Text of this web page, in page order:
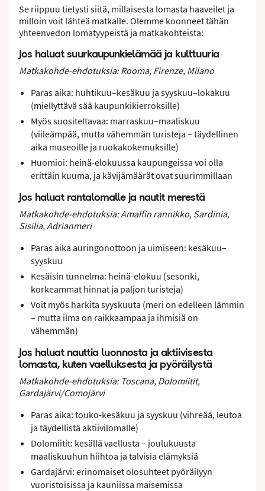
Se riippuu tietysti siitä, millaisesta lomasta haaveilet ja
milloin voit lähteä matkalle. Olemme koonneet tähän
yhteenvedon lomatyypeistä ja matkakohteista:
Jos haluat suurkaupunkielämää ja kulttuuria
Matkakohde-ehdotuksia: Rooma, Firenze, Milano
Paras aika: huhtikuu–kesäkuu ja syyskuu–lokakuu
(miellyttävä sää kaupunkikierroksille)
Myös suositeltavaa: marraskuu–maaliskuu
(viileämpää, mutta vähemmän turisteja – täydellinen
aika museoille ja ruokakokemuksille)
Huomioi: heinä-elokuussa kaupungeissa voi olla
erittäin kuuma, ja kävijämäärät ovat suurimmillaan
Jos haluat rantalomalle ja nautit merestä
Matkakohde-ehdotuksia: Amalfin rannikko, Sardinia,
Sisilia, Adrianmeri
Paras aika auringonottoon ja uimiseen: kesäkuu–
syyskuu
Kesäisin tunnelma: heinä-elokuu (sesonki,
korkeammat hinnat ja paljon turisteja)
Voit myös harkita syyskuuta (meri on edelleen lämmin
– mutta ilma on raikkaampaa ja ihmisiä on
vähemmän)
Jos haluat nauttia luonnosta ja aktiivisesta
lomasta, kuten vaelluksesta ja pyöräilystä
Matkakohde-ehdotuksia: Toscana, Dolomiitit,
Gardajärvi/Comojärvi
Paras aika: touko-kesäkuu ja syyskuu (vihreää, leutoa
ja täydellistä aktiivilomalle)
Dolomiitit: kesällä vaellusta – joulukuusta
maaliskuuhun hiihtoa ja talvisia elämyksiä
Gardajärvi: erinomaiset olosuhteet pyöräilyyn
vuoristoisissa ja kauniissa maisemissa